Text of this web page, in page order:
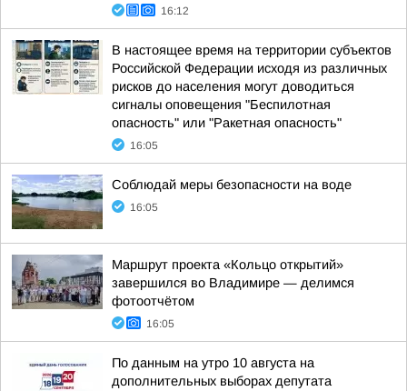
16:12
В настоящее время на территории субъектов
Российской Федерации исходя из различных
рисков до населения могут доводиться
сигналы оповещения "Беспилотная
опасность" или "Ракетная опасность"
16:05
Соблюдай меры безопасности на воде
16:05
Маршрут проекта «Кольцо открытий»
завершился во Владимире — делимся
фотоотчётом
16:05
По данным на утро 10 августа на
дополнительных выборах депутата